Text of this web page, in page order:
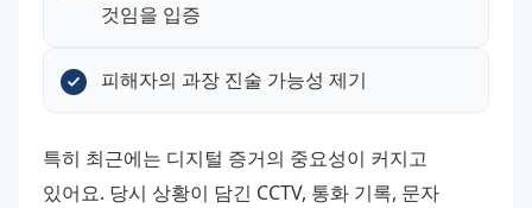
것임을 입증
피해자의 과장 진술 가능성 제기
특히 최근에는 디지털 증거의 중요성이 커지고
있어요. 당시 상황이 담긴 CCTV, 통화 기록, 문자